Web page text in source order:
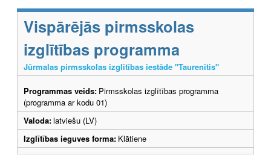
Vispārējās pirmsskolas
izglītības programma
Jūrmalas pirmsskolas izglītības iestāde "Taurenītis"
Programmas veids: Pirmsskolas izglītības programma
(programma ar kodu 01)
Valoda:latviešu (LV)
Izglītības ieguves forma: Klātiene